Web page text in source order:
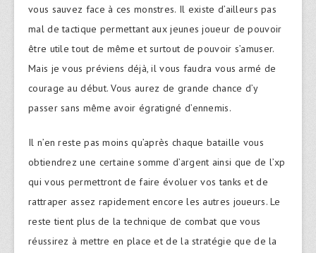
vous sauvez face à ces monstres. Il existe d’ailleurs pas
mal de tactique permettant aux jeunes joueur de pouvoir
être utile tout de même et surtout de pouvoir s’amuser.
Mais je vous préviens déjà, il vous faudra vous armé de
courage au début. Vous aurez de grande chance d’y
passer sans même avoir égratigné d’ennemis.
Il n’en reste pas moins qu’après chaque bataille vous
obtiendrez une certaine somme d’argent ainsi que de l’xp
qui vous permettront de faire évoluer vos tanks et de
rattraper assez rapidement encore les autres joueurs. Le
reste tient plus de la technique de combat que vous
réussirez à mettre en place et de la stratégie que de la